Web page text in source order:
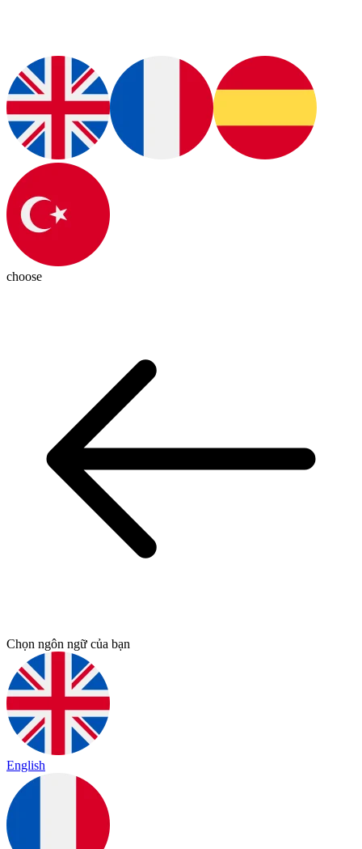
choose
Chọn ngôn ngữ của bạn
English